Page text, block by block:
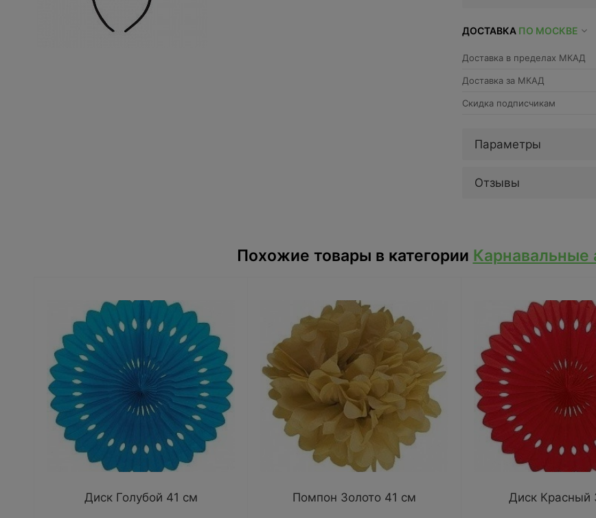
ДОСТАВКА ПО МОСКВЕ
Доставка в пределах МКАД
Доставка за МКАД
Скидка подписчикам
Параметры
Отзывы
Похожие товары в категории Карнавальные
Диск Голубой 41 см Помпон Золото 41 см Диск Красный